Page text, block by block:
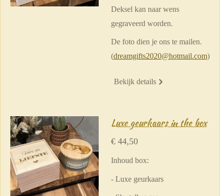
Deksel kan naar wens
gegraveerd worden.
De foto dien je ons te mailen.
(dreamgifts2020@hotmail.com)
Bekijk details
Luxe geurkaars in the box
€ 44,50
Inhoud box:
- Luxe geurkaars